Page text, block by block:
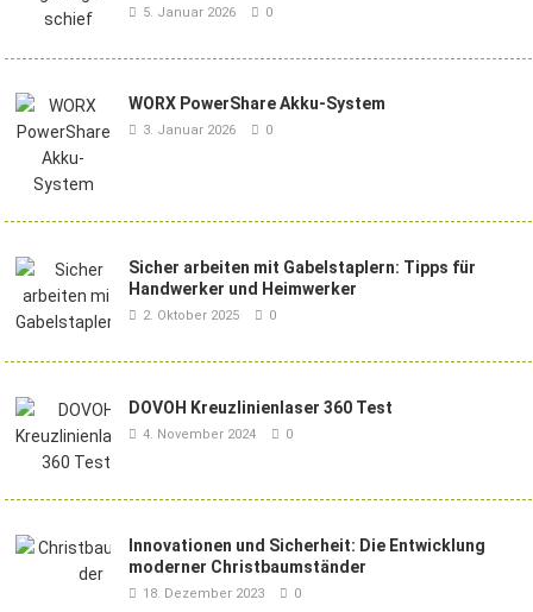
5. Januar 2026 0
WORX PowerShare Akku-System
3. Januar 2026 0
Sicher arbeiten mit Gabelstaplern: Tipps für
Handwerker und Heimwerker
2. Oktober 2025 0
DOVOH Kreuzlinienlaser 360 Test
4. November 2024 0
Innovationen und Sicherheit: Die Entwicklung
moderner Christbaumständer
18. Dezember 2023 0